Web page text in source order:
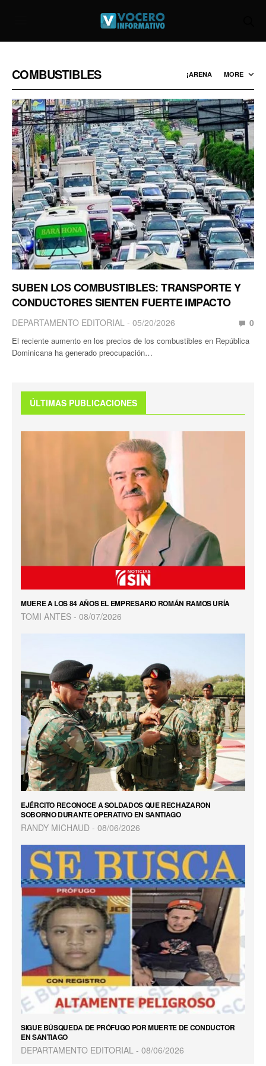
COMBUSTIBLES ¡ARENA MORE
SUBEN LOS COMBUSTIBLES: TRANSPORTE Y
CONDUCTORES SIENTEN FUERTE IMPACTO
DEPARTAMENTO EDITORIAL 05/20/2026 0
El reciente aumento en los precios de los combustibles en República
Dominicana ha generado preocupación…
ÚLTIMAS PUBLICACIONES
MUERE A LOS 84 AÑOS EL EMPRESARIO ROMÁN RAMOS URÍA
TOMI ANTES 08/07/2026
EJÉRCITO RECONOCE A SOLDADOS QUE RECHAZARON
SOBORNO DURANTE OPERATIVO EN SANTIAGO
RANDY MICHAUD 08/06/2026
SIGUE BÚSQUEDA DE PRÓFUGO POR MUERTE DE CONDUCTOR
EN SANTIAGO
DEPARTAMENTO EDITORIAL 08/06/2026